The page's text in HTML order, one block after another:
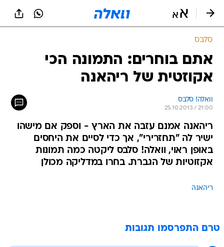
סלבס
אתם בוחרים: התמונה הכי
אקוזטית של ריהאנה
וואלה! סלבס
25.10.2013 / 21:00
ריהאנה אמנם עזבה את הארץ - וספק אם מישהו
ישיר לה "תחזרירי", אך כדי לסיים את היחסים
באופן ראוי, וואלה! סלבס ליקטה כמה תמונות
אקזוטיות של הגברת. בחרו במדליקה מכולן
ריהאנה
טרם התפרסמו תגובות